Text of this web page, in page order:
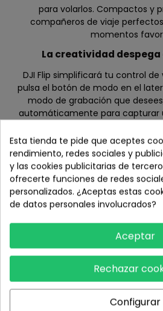
para volarlos. Compactos y
compañeros de viaje
momentos
La creatividad
DJI Flip simplificará tu control
pulsa el botón de modo en el
modo de grabación que
automáticamente para capturar
prepárate para embarcarte en
aérea con
Tu Director
Esta tienda te pide que aceptes
rendimiento, redes sociales y
y las cookies publicitarias de
ofrecerte funciones de redes
personalizados. ¿Aceptas estas
de datos personales involucrados?
Aceptar
Rechazar
Configurar